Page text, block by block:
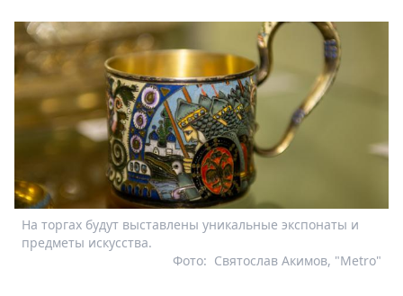
На торгах будут выставлены уникальные экспонаты и
предметы искусства.
Святослав Акимов, "Metro"
Фото: